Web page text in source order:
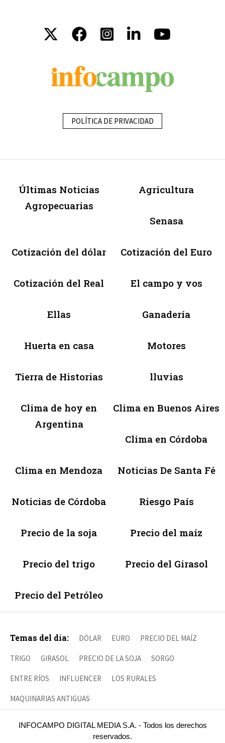
POLÍTICA DE PRIVACIDAD
Últimas Noticias
Agropecuarias
Agricultura
Senasa
Cotización del dólar Cotización del Euro
Cotización del Real El campo y vos
Ellas Ganadería
Huerta en casa Motores
Tierra de Historias lluvias
Clima de hoy en
Argentina
Clima en Buenos Aires
Clima en Córdoba
Clima en Mendoza Noticias De Santa Fé
Noticias de Córdoba Riesgo País
Precio de la soja Precio del maíz
Precio del trigo Precio del Girasol
Precio del Petróleo
Temas del día: DÓLAR EURO PRECIO DEL MAÍZ
TRIGO GIRASOL PRECIO DE LA SOJA SORGO
ENTRE RÍOS INFLUENCER LOS RURALES
MAQUINARIAS ANTIGUAS
INFOCAMPO DIGITAL MEDIA S.A. - Todos los derechos
reservados.